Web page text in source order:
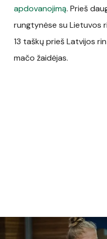
apdovanojimą. Prieš
rungtynėse su Lietuvos
13 taškų prieš Latvijos
mačo žaidėjas.